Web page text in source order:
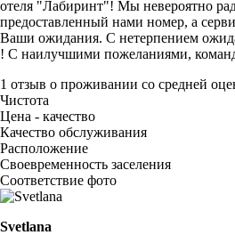
отеля "Лабиринт"! Мы невероятно
предоставленный нами номер, а
Ваши ожидания. С нетерпением
! С наилучшими пожеланиями,
1 отзыв о проживании со средней
Чистота
Цена - качество
Качество обслуживания
Расположение
Своевременность заселения
Соответствие фото
Svetlana